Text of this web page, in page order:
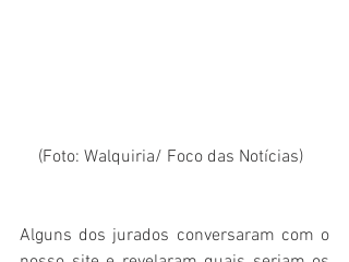
(Foto: Walquiria/ Foco das Notícias)
Alguns dos jurados conversaram com o